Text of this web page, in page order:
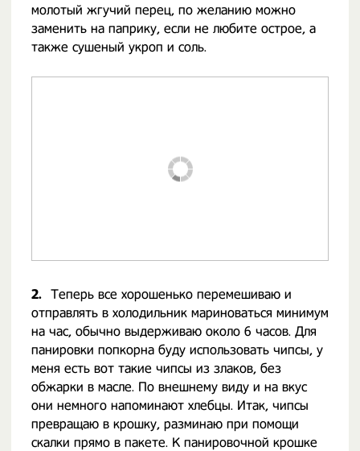
молотый жгучий перец, по желанию можно
заменить на паприку, если не любите острое, а
также сушеный укроп и соль.
2. Теперь все хорошенько перемешиваю и
отправлять в холодильник мариноваться минимум
на час, обычно выдерживаю около 6 часов. Для
панировки попкорна буду использовать чипсы, у
меня есть вот такие чипсы из злаков, без
обжарки в масле. По внешнему виду и на вкус
они немного напоминают хлебцы. Итак, чипсы
превращаю в крошку, разминаю при помощи
скалки прямо в пакете. К панировочной крошке